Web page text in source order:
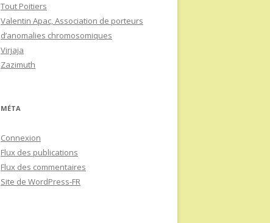
Tout Poitiers
Valentin Apac, Association de porteurs
d’anomalies chromosomiques
Virjaja
Zazimuth
MÉTA
Connexion
Flux des publications
Flux des commentaires
Site de WordPress-FR